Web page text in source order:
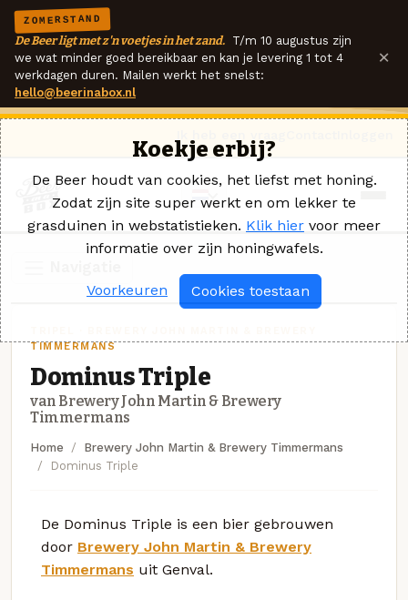
ZOMERSTAND
De Beer ligt met z'n voetjes in het zand. T/m 10 augustus zijn
we wat minder goed bereikbaar en kan je levering 1 tot 4
werkdagen duren. Mailen werkt het snelst:
hello@beerinabox.nl
×
TIMMERMANS
Dominus Triple
van Brewery John Martin & Brewery
Timmermans
Home
Brewery John Martin & Brewery Timmermans
Dominus Triple
De Dominus Triple is een bier gebrouwen
door Brewery John Martin & Brewery
Timmermans uit Genval.
Koekje erbij?
De Beer houdt van cookies, het liefst met honing.
Zodat zijn site super werkt en om lekker te
grasduinen in webstatistieken. Klik hier voor meer
informatie over zijn honingwafels.
Voorkeuren Cookies toestaan